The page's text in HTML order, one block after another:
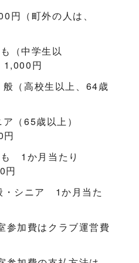
町外の人は、
（中学生以
円
以上、64歳
以上）
1か月当たり
1か月当た
クラブ運営費